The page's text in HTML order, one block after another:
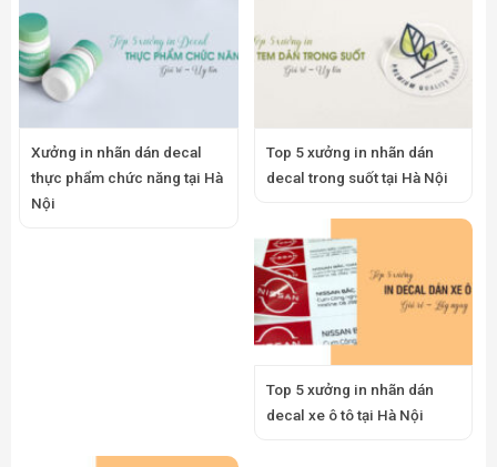
Xưởng in nhãn dán decal
thực phẩm chức năng tại Hà
Nội
Top 5 xưởng in nhãn dán
decal trong suốt tại Hà Nội
Top 5 xưởng in nhãn dán
decal xe ô tô tại Hà Nội